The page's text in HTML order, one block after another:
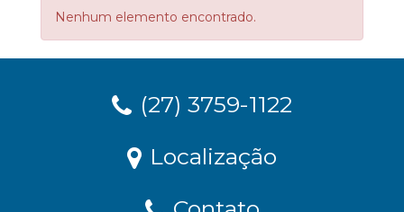
Nenhum elemento encontrado.
(27) 3759-1122
Localização